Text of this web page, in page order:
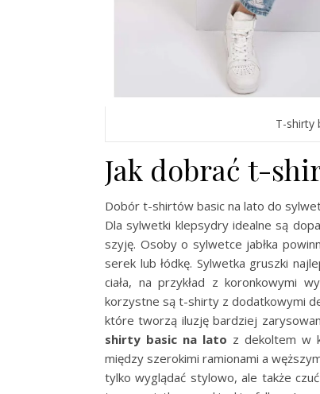
T-shirty
Jak dobrać t-
Dobór t-shirtów basic na lato do
Dla sylwetki klepsydry idealne są
szyję. Osoby o sylwetce jabłka
serek lub łódkę. Sylwetka gruszki
ciała, na przykład z koronkowymi
korzystne są t-shirty z dodatkowymi
które tworzą iluzję bardziej
shirty basic na lato z dekoltem w
między szerokimi ramionami a
tylko wyglądać stylowo, ale także